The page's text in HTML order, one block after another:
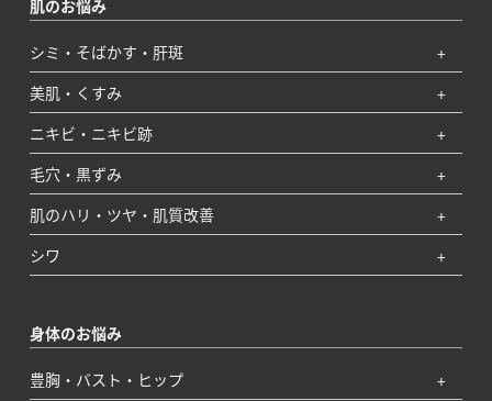
肌のお悩み
シミ・そばかす・肝斑
美肌・くすみ
ニキビ・ニキビ跡
毛穴・黒ずみ
肌のハリ・ツヤ・肌質改善
シワ
身体のお悩み
豊胸・バスト・ヒップ